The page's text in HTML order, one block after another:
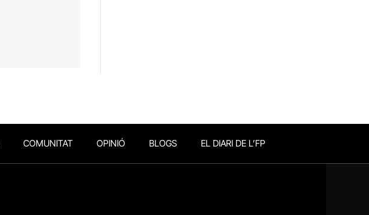
COMUNITAT OPINIÓ BLOGS EL DIARI DE L’FP